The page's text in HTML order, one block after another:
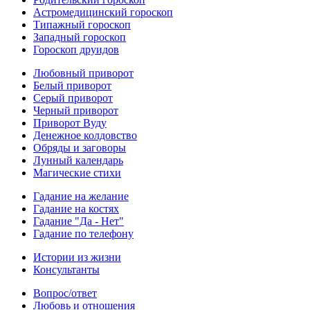
Астромедицинский гороскоп
Типажный гороскоп
Западный гороскоп
Гороскоп друидов
Любовный приворот
Белый приворот
Серый приворот
Черный приворот
Приворот Вуду
Денежное колдовство
Обряды и заговоры
Лунный календарь
Магические стихи
Гадание на желание
Гадание на костях
Гадание "Да - Нет"
Гадание по телефону
Истории из жизни
Консультанты
Вопрос/ответ
Любовь и отношения